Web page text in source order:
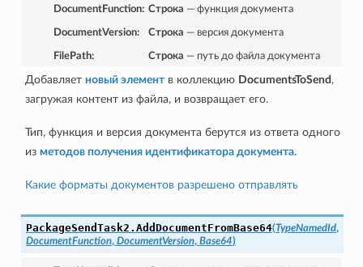
DocumentFunction: Строка — функция документа
DocumentVersion: Строка — версия документа
FilePath: Строка — путь до файла документа
Добавляет новый элементв коллекцию DocumentsToSend ,
загружая контент из файла, и возвращает его.
Тип, функция и версия документа берутся из ответа одного
из методов получения идентификатора документа.
Какие форматы документов разрешено отправлять
PackageSendTask2. AddDocumentFromBase64(TypeNamedId,
DocumentFunction, DocumentVersion, Base64)